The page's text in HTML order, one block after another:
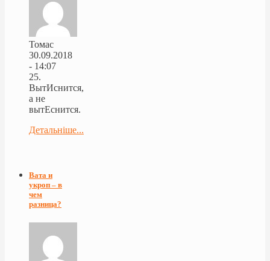
Томас
30.09.2018
- 14:07
25.
ВытИснится,
а не
вытЕснится.
Детальніше...
Вата и
укроп – в
чем
разница?